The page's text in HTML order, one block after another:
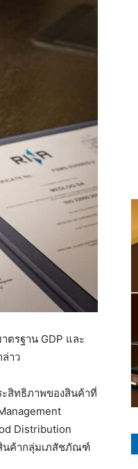
ตรฐาน GDP และ
าว
สิทธิภาพของสินค้าที่
Distribution
นค้ากลุ่มเภสัชภัณฑ์